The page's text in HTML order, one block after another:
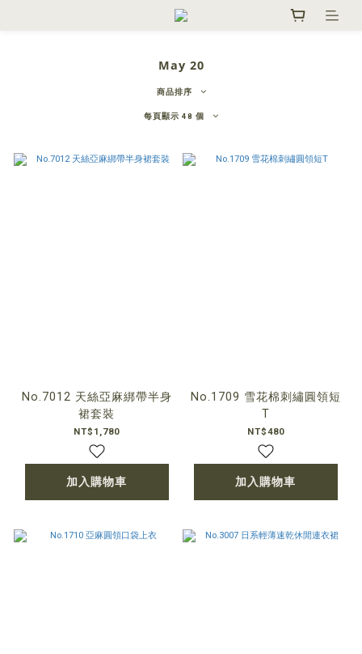
May 20
商品排序
每頁顯示 48 個
No.7012 天絲亞麻綁帶半身
裙套裝
NT$1,780
加入購物車
No.1709 雪花棉刺繡圓領短
T
NT$480
加入購物車